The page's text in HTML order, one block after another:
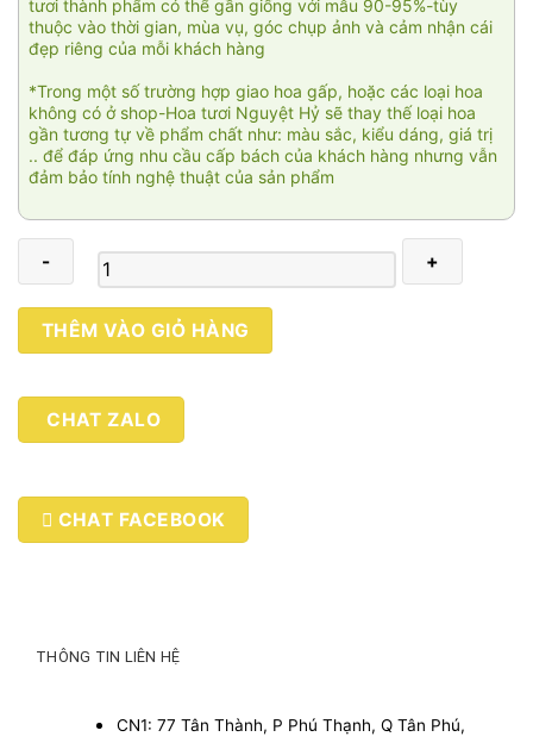
tươi thành phẩm có thể gần giống với mẫu 90-95%-tùy
thuộc vào thời gian, mùa vụ, góc chụp ảnh và cảm nhận cái
đẹp riêng của mỗi khách hàng
*Trong một số trường hợp giao hoa gấp, hoặc các loại hoa
không có ở shop-Hoa tươi Nguyệt Hỷ sẽ thay thế loại hoa
gần tương tự về phẩm chất như: màu sắc, kiểu dáng, giá trị
.. để đáp ứng nhu cầu cấp bách của khách hàng nhưng vẫn
đảm bảo tính nghệ thuật của sản phẩm
hồng
001
THÊM VÀO GIỎ HÀNG
CHAT ZALO
CHAT FACEBOOK
THÔNG TIN LIÊN HỆ
CN1: 77 Tân Thành, P Phú Thạnh, Q Tân Phú,